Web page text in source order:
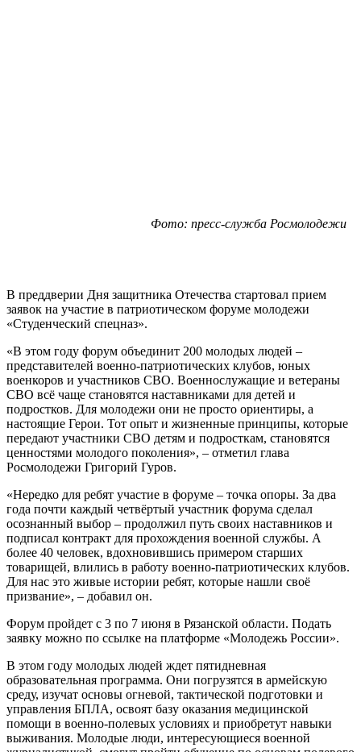
Фото: пресс-служба Росмолодежи
В преддверии Дня защитника Отечества стартовал прием
заявок на участие в патриотическом форуме молодежи
«Студенческий спецназ».
«В этом году форум объединит 200 молодых людей –
представителей военно-патриотических клубов, юных
военкоров и участников СВО. Военнослужащие и ветераны
СВО всё чаще становятся наставниками для детей и
подростков. Для молодежи они не просто ориентиры, а
настоящие Герои. Тот опыт и жизненные принципы, которые
передают участники СВО детям и подросткам, становятся
ценностями молодого поколения», – отметил глава
Росмолодежи Григорий Гуров.
«Нередко для ребят участие в форуме – точка опоры. За два
года почти каждый четвёртый участник форума сделал
осознанный выбор – продолжил путь своих наставников и
подписал контракт для прохождения военной службы. А
более 40 человек, вдохновившись примером старших
товарищей, влились в работу военно-патриотических клубов.
Для нас это живые истории ребят, которые нашли своё
призвание», – добавил он.
Форум пройдет с 3 по 7 июня в Рязанской области. Подать
заявку можно по ссылке на платформе «Молодежь России».
В этом году молодых людей ждет пятидневная
образовательная программа. Они погрузятся в армейскую
среду, изучат основы огневой, тактической подготовки и
управления БПЛА, освоят базу оказания медицинской
помощи в военно-полевых условиях и приобретут навыки
выживания. Молодые люди, интересующиеся военной